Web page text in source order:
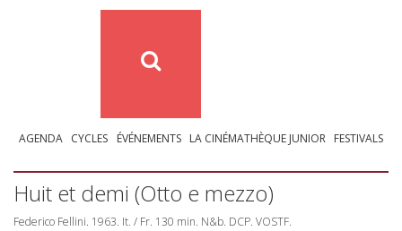
AGENDA CYCLES ÉVÉNEMENTS LA CINÉMATHÈQUE JUNIOR FESTIVALS
Huit et demi (Otto e mezzo)
Federico Fellini. 1963. It. / Fr. 130 min. N&b. DCP. VOSTF.